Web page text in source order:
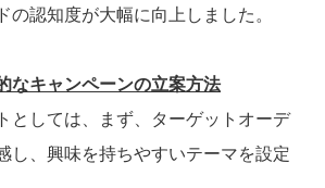
の認知度が大幅に向上しました。
なキャンペーンの立案方法
としては、まず、ターゲットオーデ
し、興味を持ちやすいテーマを設定